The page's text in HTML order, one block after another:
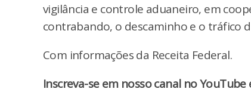
vigilância e controle aduaneiro, em
contrabando, o descaminho e o tráfico
Com informações da Receita Federal.
Inscreva-se em nosso canal no